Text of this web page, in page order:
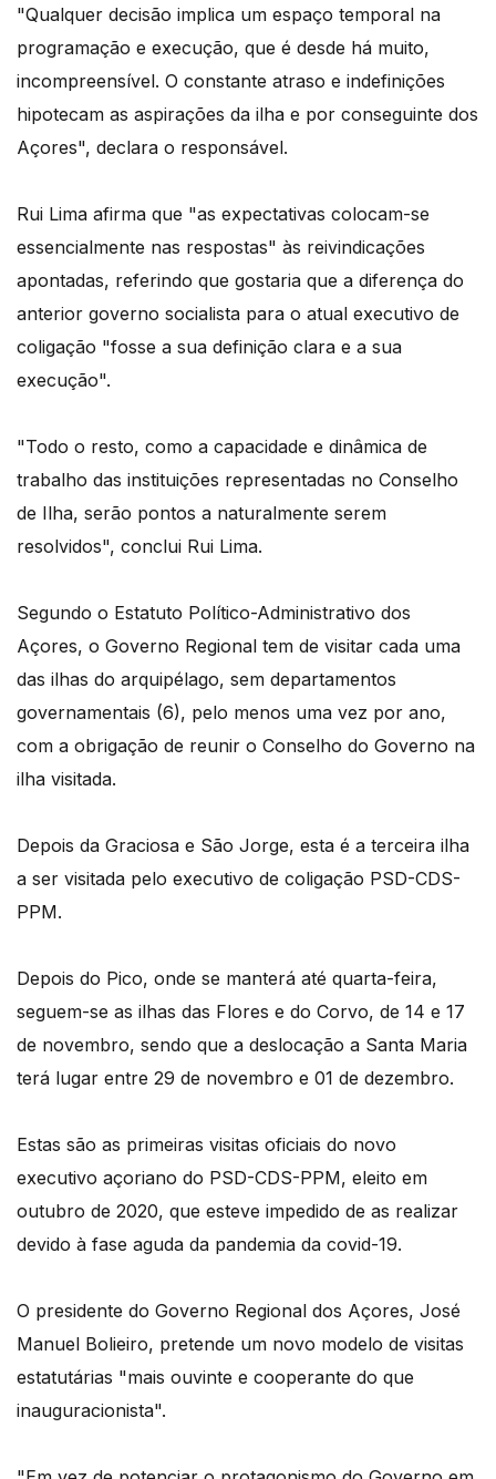
"Qualquer decisão implica um espaço temporal na
programação e execução, que é desde há muito,
incompreensível. O constante atraso e indefinições
hipotecam as aspirações da ilha e por conseguinte dos
Açores", declara o responsável.
Rui Lima afirma que "as expectativas colocam-se
essencialmente nas respostas" às reivindicações
apontadas, referindo que gostaria que a diferença do
anterior governo socialista para o atual executivo de
coligação "fosse a sua definição clara e a sua
execução".
"Todo o resto, como a capacidade e dinâmica de
trabalho das instituições representadas no Conselho
de Ilha, serão pontos a naturalmente serem
resolvidos", conclui Rui Lima.
Segundo o Estatuto Político-Administrativo dos
Açores, o Governo Regional tem de visitar cada uma
das ilhas do arquipélago, sem departamentos
governamentais (6), pelo menos uma vez por ano,
com a obrigação de reunir o Conselho do Governo na
ilha visitada.
Depois da Graciosa e São Jorge, esta é a terceira ilha
a ser visitada pelo executivo de coligação PSD-CDS-
PPM.
Depois do Pico, onde se manterá até quarta-feira,
seguem-se as ilhas das Flores e do Corvo, de 14 e 17
de novembro, sendo que a deslocação a Santa Maria
terá lugar entre 29 de novembro e 01 de dezembro.
Estas são as primeiras visitas oficiais do novo
executivo açoriano do PSD-CDS-PPM, eleito em
outubro de 2020, que esteve impedido de as realizar
devido à fase aguda da pandemia da covid-19.
O presidente do Governo Regional dos Açores, José
Manuel Bolieiro, pretende um novo modelo de visitas
estatutárias "mais ouvinte e cooperante do que
inauguracionista".